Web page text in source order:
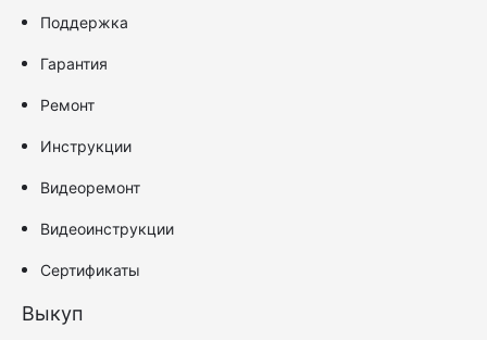
Поддержка
Гарантия
Ремонт
Инструкции
Видеоремонт
Видеоинструкции
Сертификаты
Выкуп